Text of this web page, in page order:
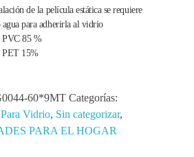
de la película estática se requiere
agua para adherirla al vidrio
PVC 85 %
PET 15%
60*9MT Categorías:
Vidrio, Sin categorizar,
PARA EL HOGAR